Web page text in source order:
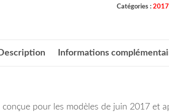
Catégories :
Description Informations
conçue pour les modèles de juin 2017 et